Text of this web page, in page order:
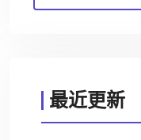
最近更新